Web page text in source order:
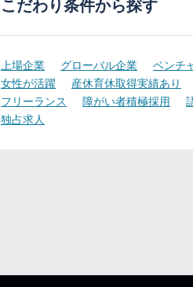
こだわり条件から探す
上場企業 グローバル企業 ベンチ
女性が活躍
産休育休取得実績あり
フリーランス
障がい者積極採用
独占求人